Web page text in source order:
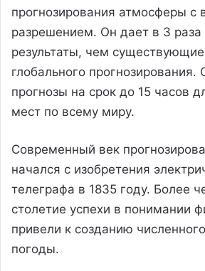
прогнозирования атмосферы с
разрешением. Он дает в 3 раза
результаты, чем
глобального прогнозирования.
прогнозы на срок до 15 часов
мест по всему миру.
Современный век
начался с изобретения
телеграфа в 1835 году. Более
столетие успехи в понимании
привели к созданию
погоды.